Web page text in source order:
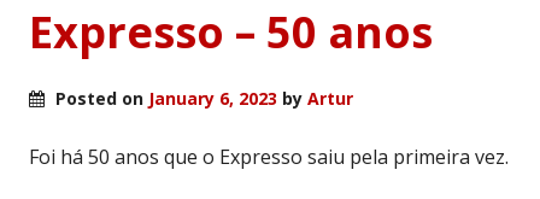
Expresso – 50 anos
Posted on January 6, 2023 by Artur
Foi há 50 anos que o Expresso saiu pela primeira vez.